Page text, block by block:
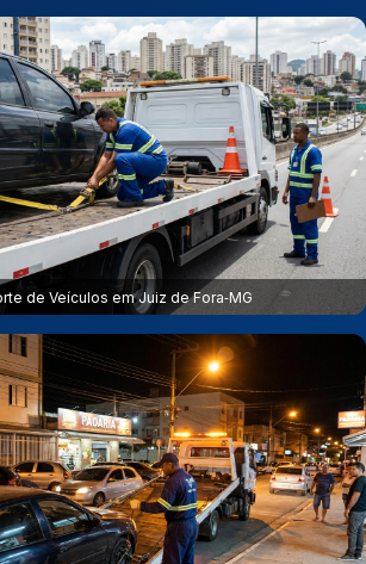
de Veículos em Juiz de Fora‑MG